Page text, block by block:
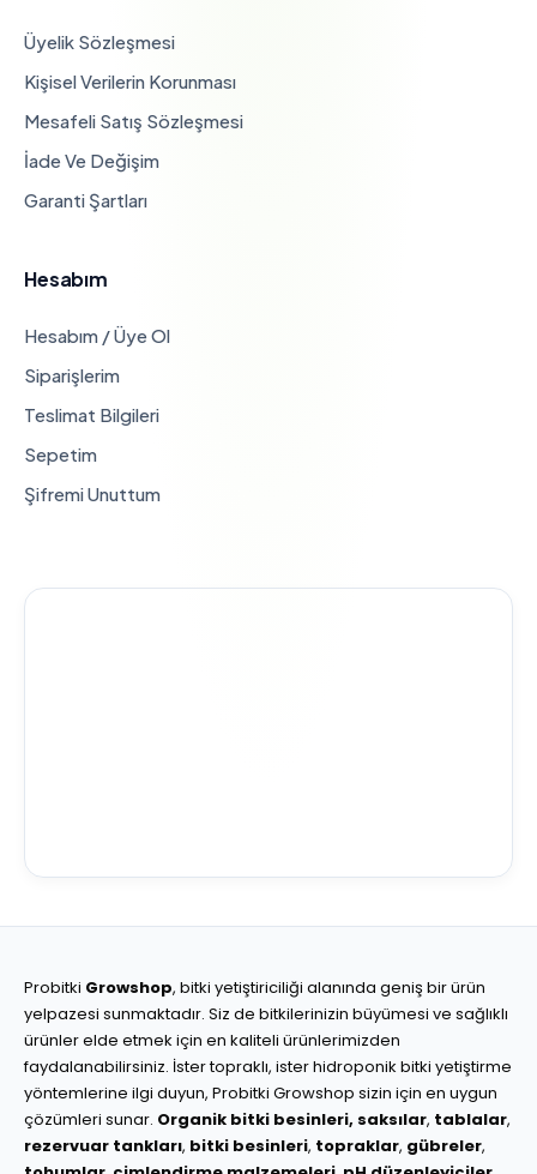
Üyelik Sözleşmesi
Kişisel Verilerin Korunması
Mesafeli Satış Sözleşmesi
İade Ve Değişim
Garanti Şartları
Hesabım
Hesabım / Üye Ol
Siparişlerim
Teslimat Bilgileri
Sepetim
Şifremi Unuttum
Probitki Growshop, bitki yetiştiriciliği alanında geniş bir ürün
yelpazesi sunmaktadır. Siz de bitkilerinizin büyümesi ve sağlıklı
ürünler elde etmek için en kaliteli ürünlerimizden
faydalanabilirsiniz. İster topraklı, ister hidroponik bitki yetiştirme
yöntemlerine ilgi duyun, Probitki Growshop sizin için en uygun
çözümleri sunar. Organik bitki besinleri, saksılar, tablalar,
rezervuar tankları, bitki besinleri, topraklar, gübreler,